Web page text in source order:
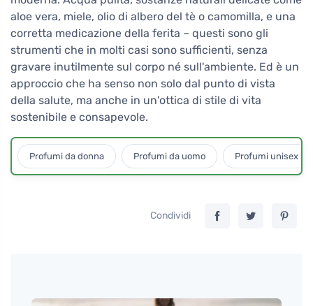
aloe vera, miele, olio di albero del tè o camomilla, e una
corretta medicazione della ferita – questi sono gli
strumenti che in molti casi sono sufficienti, senza
gravare inutilmente sul corpo né sull'ambiente. Ed è un
approccio che ha senso non solo dal punto di vista
della salute, ma anche in un'ottica di stile di vita
sostenibile e consapevole.
Profumi da donna Profumi da uomo Profumi unisex
Condividi